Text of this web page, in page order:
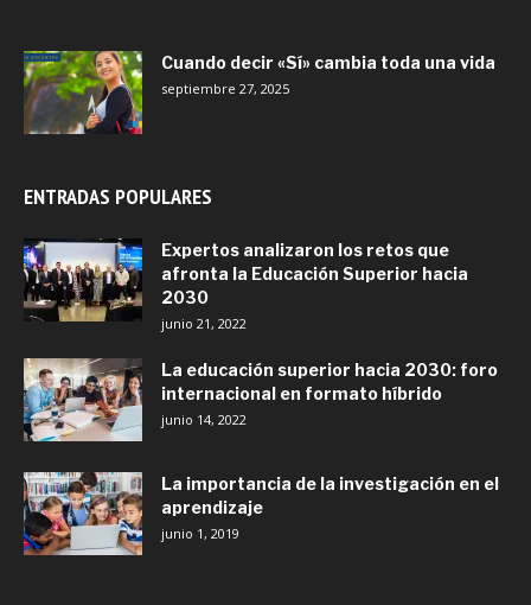
Cuando decir «Sí» cambia toda una vida
septiembre 27, 2025
ENTRADAS POPULARES
Expertos analizaron los retos que
afronta la Educación Superior hacia
2030
junio 21, 2022
La educación superior hacia 2030: foro
internacional en formato híbrido
junio 14, 2022
La importancia de la investigación en el
aprendizaje
junio 1, 2019